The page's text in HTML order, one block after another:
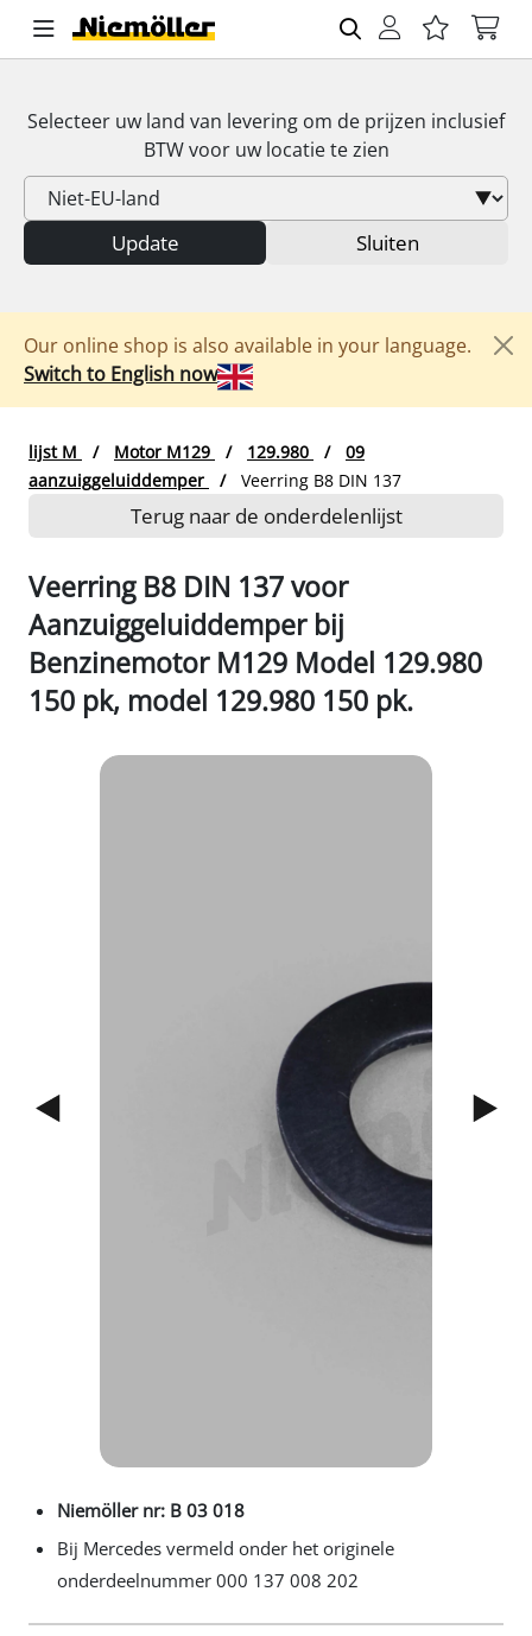
Selecteer uw land van levering om de prijzen inclusief
BTWvoor uw locatie te zien
Update Sluiten
Our online shop is also available in your language.
Switch to English now
lijst M Motor M129 129.980
09
aanzuiggeluiddemper
Veerring B8 DIN 137
Terug naar de onderdelenlijst
Veerring B8 DIN 137 voor
Aanzuiggeluiddemper bij
Benzinemotor M129 Model 129.980
150 pk, model 129.980 150 pk.
Next
Niemöller nr: B 03 018
Bij Mercedes vermeld onder het originele
onderdeelnummer 000 137 008 202